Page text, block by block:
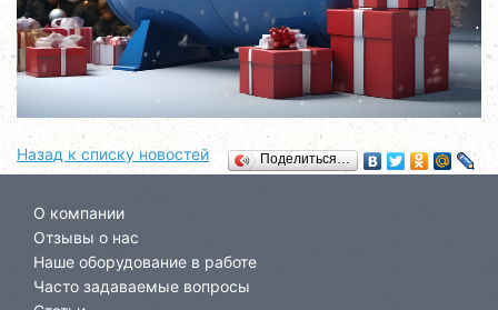
Поделиться…
Назад к списку новостей
О компании
Отзывы о нас
Наше оборудование в работе
Часто задаваемые вопросы